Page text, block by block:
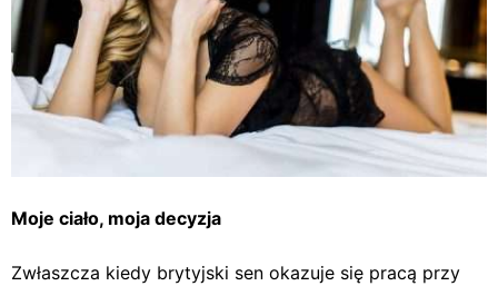
Moje ciało, moja decyzja
Zwłaszcza kiedy brytyjski sen okazuje się pracą przy